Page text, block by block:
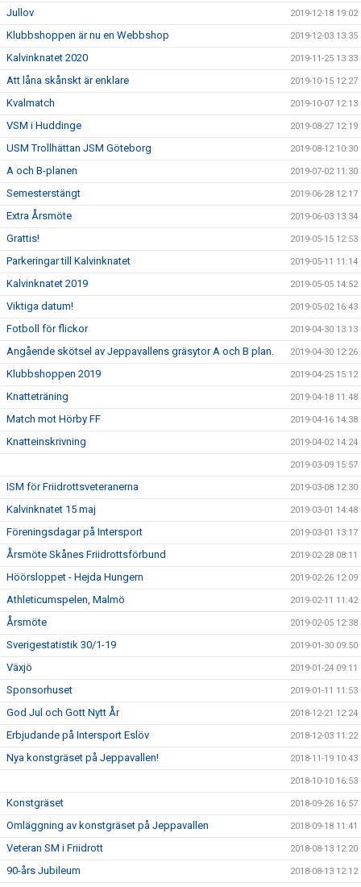
Jullov 2019-12-18 19:02
Klubbshoppen är nu en Webbshop 2019-12-03 13:35
Kalvinknatet 2020 2019-11-25 13:33
Att låna skånskt är enklare 2019-10-15 12:27
Kvalmatch 2019-10-07 12:13
VSM i Huddinge 2019-08-27 12:19
USM Trollhättan JSM Göteborg 2019-08-12 10:30
A och B-planen 2019-07-02 11:30
Semesterstängt 2019-06-28 12:17
Extra Årsmöte 2019-06-03 13:34
Grattis! 2019-05-15 12:53
Parkeringar till Kalvinknatet 2019-05-11 11:14
Kalvinknatet 2019 2019-05-05 14:52
Viktiga datum! 2019-05-02 16:43
Fotboll för flickor 2019-04-30 13:13
Angående skötsel av Jeppavallens gräsytor A och B plan. 2019-04-30 12:26
Klubbshoppen 2019 2019-04-25 15:12
Knatteträning 2019-04-18 11:48
Match mot Hörby FF 2019-04-16 14:38
Knatteinskrivning 2019-04-02 14:24
2019-03-09 15:57
ISM för Friidrottsveteranerna 2019-03-08 12:30
Kalvinknatet 15 maj 2019-03-01 14:48
Föreningsdagar på Intersport 2019-03-01 13:17
Årsmöte Skånes Friidrottsförbund 2019-02-28 08:11
Höörsloppet - Hejda Hungern 2019-02-26 12:09
Athleticumspelen, Malmö 2019-02-11 11:42
Årsmöte 2019-02-05 12:38
Sverigestatistik 30/1-19 2019-01-30 09:50
Växjö 2019-01-24 09:11
Sponsorhuset 2019-01-11 11:53
God Jul och Gott Nytt År 2018-12-21 12:24
Erbjudande på Intersport Eslöv 2018-12-03 11:22
Nya konstgräset på Jeppavallen! 2018-11-19 10:43
2018-10-10 16:53
Konstgräset 2018-09-26 16:57
Omläggning av konstgräset på Jeppavallen 2018-09-18 11:41
Veteran SM i Friidrott 2018-08-13 12:20
90-års Jubileum 2018-08-13 12:12